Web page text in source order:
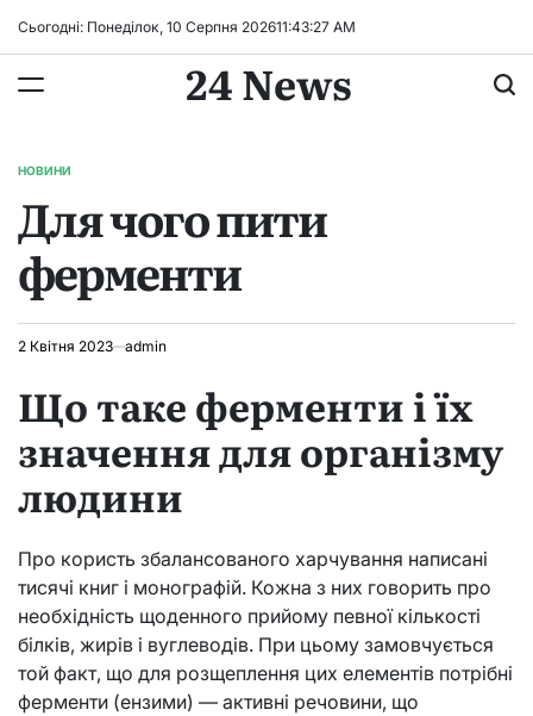
Сьогодні: Понеділок, 10 Серпня 202611:43:29 AM
24 News
ОПУБЛІКУВАТИ
НОВИНИ
Для чого пити
ферменти
2 Квітня 2023 admin
Що таке ферменти і їх
значення для організму
людини
Про користь збалансованого харчування написані
тисячі книг і монографій. Кожна з них говорить про
необхідність щоденного прийому певної кількості
білків, жирів і вуглеводів. При цьому замовчується
той факт, що для розщеплення цих елементів потрібні
ферменти (ензими) — активні речовини, що